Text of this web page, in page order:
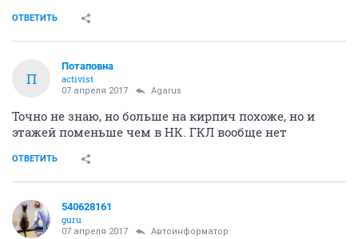
ОТВЕТИТЬ
П
Потаповна
activist
07 апреля 2017 Agarus
Точно не знаю, но больше на кирпич похоже, но и
этажей поменьше чем в НК. ГКЛ вообще нет
ОТВЕТИТЬ
540628161
guru
07 апреля 2017 Автоинформатор